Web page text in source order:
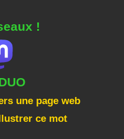
!
une page web
ce mot